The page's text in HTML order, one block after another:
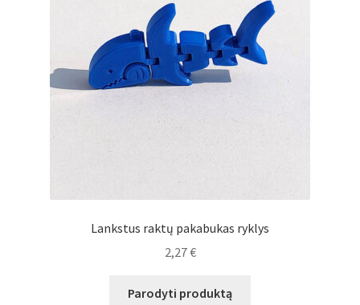
Lankstus raktų pakabukas ryklys
2,27€
Parodyti produktą